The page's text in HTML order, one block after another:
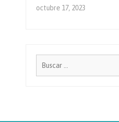
octubre 17, 2023